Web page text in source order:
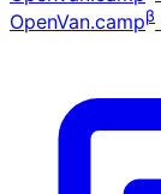
OpenVan.campβ